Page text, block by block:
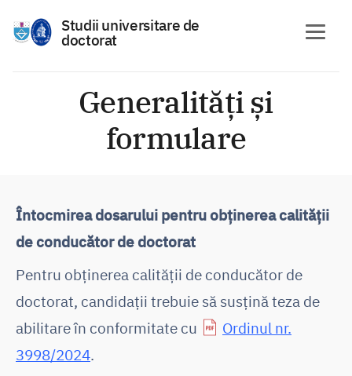
Studii universitare de
doctorat
Generalități și
formulare
Întocmirea dosarului pentru obținerea calității
de conducător de doctorat
Pentru obținerea calității de conducător de
doctorat, candidații trebuie să susțină teza de
abilitare în conformitate cu
Ordinul nr.
3998/2024.